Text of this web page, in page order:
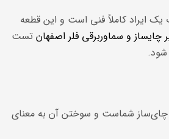
یک ایراد کاملاً فنی است و این قطعه
چایساز و سماوربرقی فلر اصفهان تست
شود.
چای‌ساز شماست و سوختن آن به معنای